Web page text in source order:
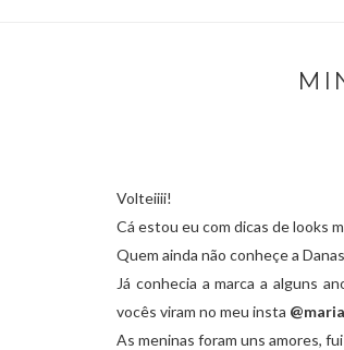
Volteiiii!
Cá estou eu com dicas de looks
Quem ainda não conheçe a
Já conhecia a marca a alguns
vocês viram no meu insta
As meninas foram uns amores,